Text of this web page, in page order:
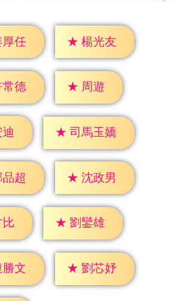
厚任 ★ 楊光友
常德 ★ 周遊
★ 司馬玉嬌
品超 ★ 沈政男
比 ★ 劉鑾雄
勝文 ★ 劉芯妤